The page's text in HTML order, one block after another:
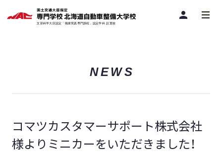
person
NEWS
コマツカスタマーサポート株式会社
様よりミニカーをいただきました！